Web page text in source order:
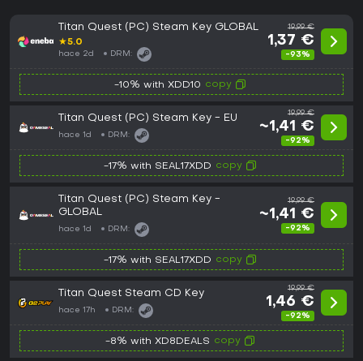
Titan Quest (PC) Steam Key GLOBAL
★5.0
hace 2d DRM:
19,99 €
1,37 €
-93%
-10% with XDD10 copy
Titan Quest (PC) Steam Key - EU
hace 1d DRM:
19,99 €
~1,41 €
-92%
-17% with SEAL17XDD copy
Titan Quest (PC) Steam Key -
GLOBAL
hace 1d DRM:
19,99 €
~1,41 €
-92%
-17% with SEAL17XDD copy
Titan Quest Steam CD Key
hace 17h DRM:
19,99 €
1,46 €
-92%
-8% with XD8DEALS copy